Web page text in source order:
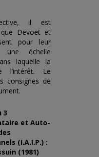
il est
Devoet et
pour leur
une échelle
laquelle la
l’intérêt. Le
consignes de
3
et Auto-
(I.A.I.P.) :
(1981)